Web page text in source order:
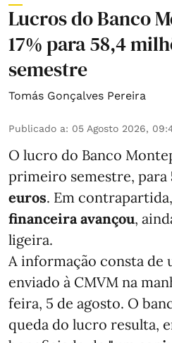
Lucros do Banco
17% para 58,4
semestre
Tomás Gonçalves Pereira
Publicado a: 05 Agosto 2026,
O lucro do Banco
primeiro semestre, para
euros. Em contrapartida,
financeira avançou,
ligeira.
A informação consta de
enviado à CMVM na
feira, 5 de agosto. O
queda do lucro resulta,